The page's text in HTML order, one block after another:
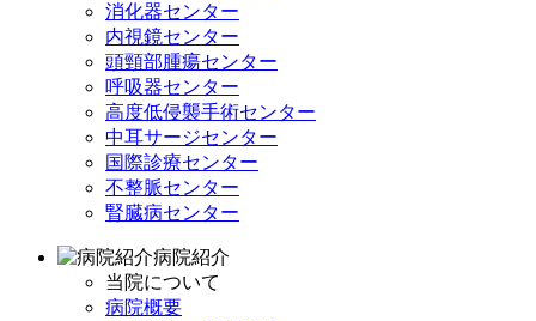
消化器センター
内視鏡センター
頭頸部腫瘍センター
呼吸器センター
高度低侵襲手術センター
中耳サージセンター
国際診療センター
不整脈センター
腎臓病センター
病院紹介
当院について
病院概要